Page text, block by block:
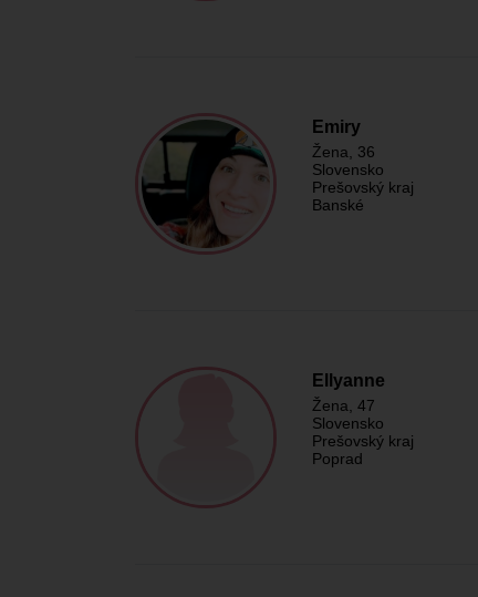
Emiry
Žena , 36
Slovensko
Prešovský kraj
Banské
Ellyanne
Žena , 47
Slovensko
Prešovský kraj
Poprad